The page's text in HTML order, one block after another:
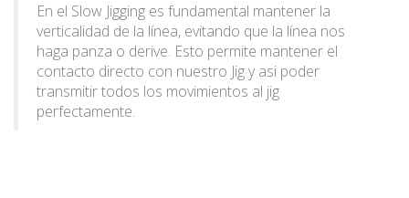
En el Slow Jigging es fundamental mantener la
verticalidad de la línea, evitando que la línea nos
haga panza o derive. Esto permite mantener el
contacto directo con nuestro Jig y asi poder
transmitir todos los movimientos al jig
perfectamente.